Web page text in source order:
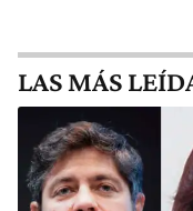
LAS MÁS